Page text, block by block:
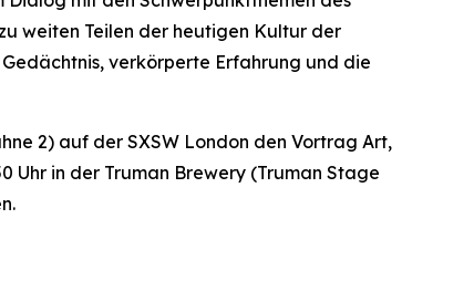
weiten Teilen der heutigen Kultur der
verkörperte Erfahrung und die
2) auf der SXSW London den Vortrag Art,
Uhr in der Truman Brewery (Truman Stage